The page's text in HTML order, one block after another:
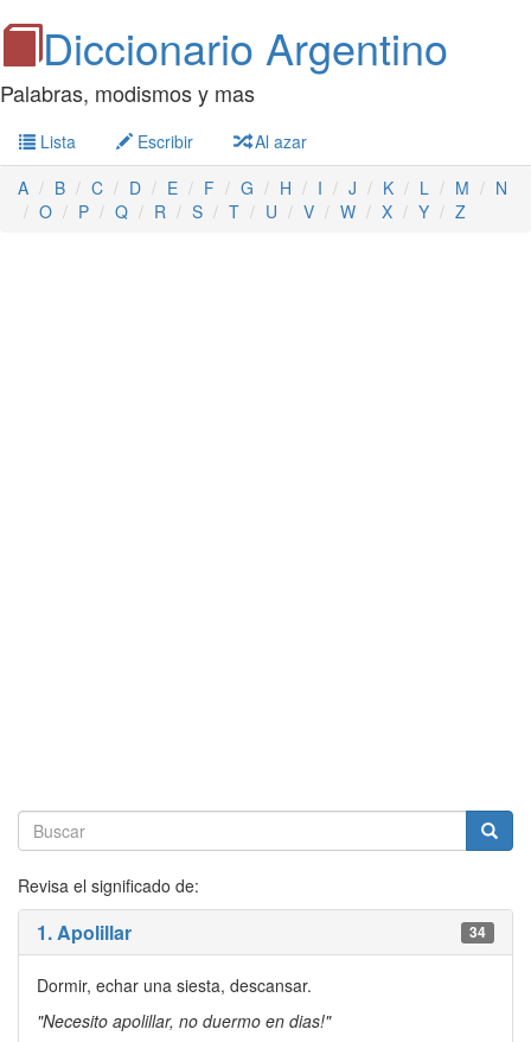
Diccionario Argentino
Palabras, modismos y mas
Lista Escribir
Al azar
A
B C D E F G H I J K L M
N
O
P Q R S T U V W X Y Z
Revisa el significado de:
1. Apolillar 34
Dormir, echar una siesta, descansar.
"Necesito apolillar, no duermo en dias!"